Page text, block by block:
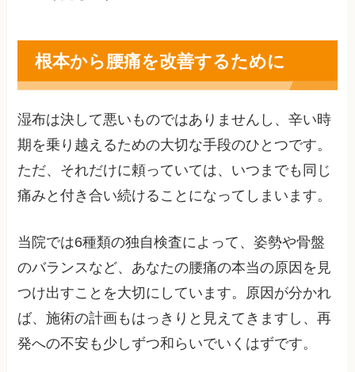
根本から腰痛を改善するために
湿布は決して悪いものではありませんし、辛い時
期を乗り越えるための大切な手段のひとつです。
ただ、それだけに頼っていては、いつまでも同じ
痛みと付き合い続けることになってしまいます。
当院では6種類の独自検査によって、姿勢や骨盤
のバランスなど、あなたの腰痛の本当の原因を見
つけ出すことを大切にしています。原因が分かれ
ば、施術の計画もはっきりと見えてきますし、再
発への不安も少しずつ和らいでいくはずです。